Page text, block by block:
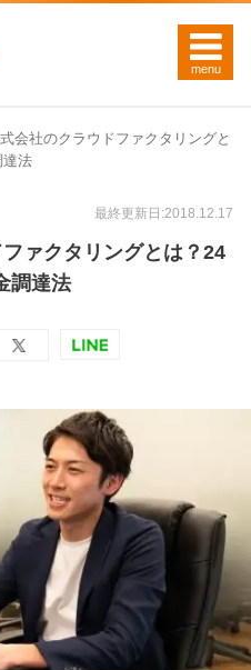
会社のクラウドファクタリングと
達法
最終更新日:2018.12.17
ァクタリングとは？24
調達法